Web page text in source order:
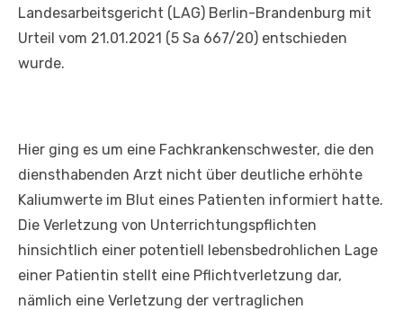
Landesarbeitsgericht (LAG) Berlin-Brandenburg mit
Urteil vom 21.01.2021 (5 Sa 667/20) entschieden
wurde.
Hier ging es um eine Fachkrankenschwester, die den
diensthabenden Arzt nicht über deutliche erhöhte
Kaliumwerte im Blut eines Patienten informiert hatte.
Die Verletzung von Unterrichtungspflichten
hinsichtlich einer potentiell lebensbedrohlichen Lage
einer Patientin stellt eine Pflichtverletzung dar,
nämlich eine Verletzung der vertraglichen